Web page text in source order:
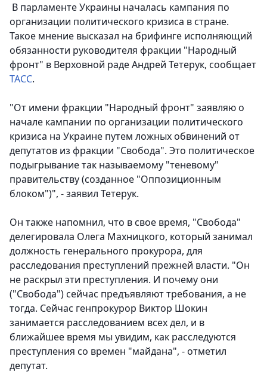
В парламенте Украины началась кампания по
организации политического кризиса в стране.
Такое мнение высказал на брифинге исполняющий
обязанности руководителя фракции "Народный
фронт" в Верховной раде Андрей Тетерук, сообщает
ТАСС.
"От имени фракции "Народный фронт" заявляю о
начале кампании по организации политического
кризиса на Украине путем ложных обвинений от
депутатов из фракции "Свобода". Это политическое
подыгрывание так называемому "теневому"
правительству (созданное "Оппозиционным
блоком")", - заявил Тетерук.
Он также напомнил, что в свое время, "Свобода"
делегировала Олега Махницкого, который занимал
должность генерального прокурора, для
расследования преступлений прежней власти. "Он
не раскрыл эти преступления. И почему они
("Свобода") сейчас предъявляют требования, а не
тогда. Сейчас генпрокурор Виктор Шокин
занимается расследованием всех дел, и в
ближайшее время мы увидим, как расследуются
преступления со времен "майдана", - отметил
депутат.